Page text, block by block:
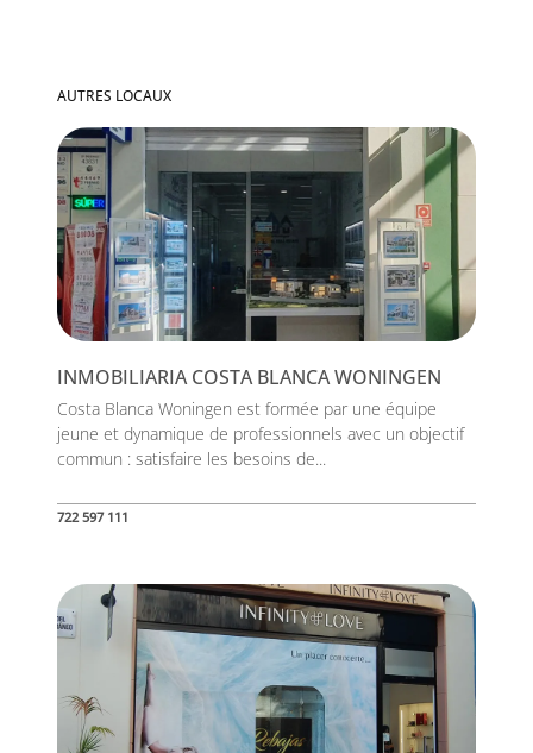
AUTRES LOCAUX
INMOBILIARIA COSTA BLANCA WONINGEN
Costa Blanca Woningen est formée par une équipe
jeune et dynamique de professionnels avec un objectif
commun : satisfaire les besoins de...
722 597 111